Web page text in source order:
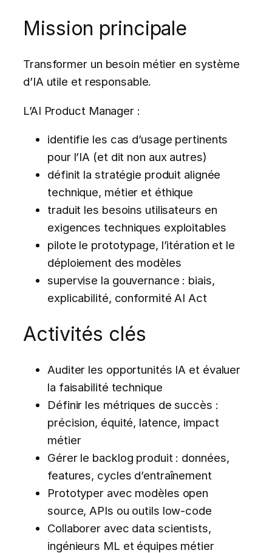
Mission principale
Transformer un besoin métier en système
d’IA utile et responsable.
L’AI Product Manager :
identifie les cas d’usage pertinents
pour l’IA (et dit non aux autres)
définit la stratégie produit alignée
technique, métier et éthique
traduit les besoins utilisateurs en
exigences techniques exploitables
pilote le prototypage, l’itération et le
déploiement des modèles
supervise la gouvernance : biais,
explicabilité, conformité AI Act
Activités clés
Auditer les opportunités IA et évaluer
la faisabilité technique
Définir les métriques de succès :
précision, équité, latence, impact
métier
Gérer le backlog produit : données,
features, cycles d’entraînement
Prototyper avec modèles open
source, APIs ou outils low-code
Collaborer avec data scientists,
ingénieurs ML et équipes métier